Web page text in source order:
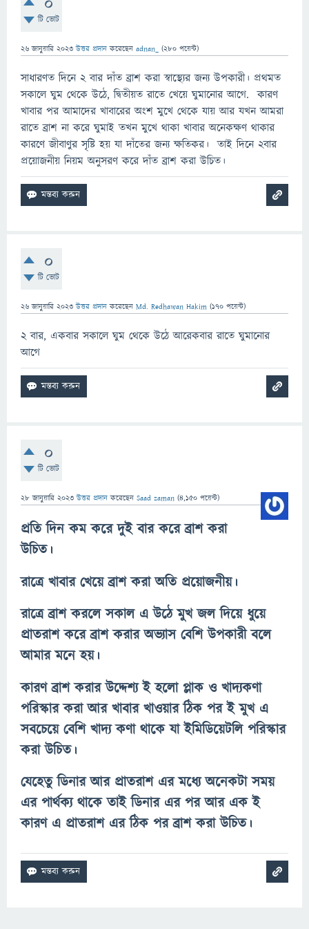
টি ভোট
26 জানুয়ারি 2023 উত্তর প্রদান করেছেন adnan_ (280 পয়েন্ট)
সাধারণত দিনে ২ বার দাঁত ব্রাশ করা স্বাস্থ্যের জন্য উপকারী। প্রথমত
সকালে ঘুম থেকে উঠে, দ্বিতীয়ত রাতে খেয়ে ঘুমানোর আগে. কারণ
খাবার পর আমাদের খাবারের অংশ মুখে থেকে যায় আর যখন আমরা
রাতে ব্রাশ না করে ঘুমাই তখন মুখে থাকা খাবার অনেকক্ষণ থাকার
কারণে জীবাণুর সৃষ্টি হয় যা দাঁতের জন্য ক্ষতিকর। তাই দিনে ২বার
প্রয়োজনীয় নিয়ম অনুসরণ করে দাঁত ব্রাশ করা উচিত।
0
টি ভোট
26 জানুয়ারি 2023 উত্তর প্রদান করেছেন Md. Redhawan Hakim (170 পয়েন্ট)
2 বার, একবার সকালে ঘুম থেকে উঠে আরেকবার রাতে ঘুমানোর
আগে
0
টি ভোট
28 জানুয়ারি 2023 উত্তর প্রদান করেছেন Saad zaman (4,150 পয়েন্ট)
প্রতি দিন কম করে দুই বার করে ব্রাশ করা
উচিত।
রাত্রে খাবার খেয়ে ব্রাশ করা‌ অতি প্রয়োজনীয়।
রাত্রে ব্রাশ করলে সকাল এ উঠে মুখ জল দিয়ে ধুয়ে
প্রাতরাশ করে ব্রাশ করার অভ্যাস বেশি উপকারী বলে
আমার মনে হয়।
কারণ ব্রাশ করার উদ্দেশ্য ই হলো প্লাক ও খাদ্যকণা
পরিস্কার করা আর খাবার খাওয়ার ঠিক পর ই মুখ এ
সবচেয়ে বেশি খাদ্য কণা থাকে যা ইমিডিয়েটলি পরিস্কার
করা উচিত।
যেহেতু ডিনার আর প্রাতরাশ এর মধ্যে অনেকটা সময়
এর পার্থক্য থাকে তাই ডিনার এর পর আর এক ই
কারণ এ প্রাতরাশ এর ঠিক পর ব্রাশ করা উচিত।